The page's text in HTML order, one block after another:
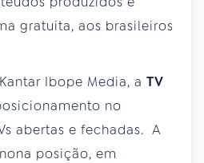
gratuita, aos brasileiros
Ibope Media, a TV
no
abertas e fechadas. A
posição, em